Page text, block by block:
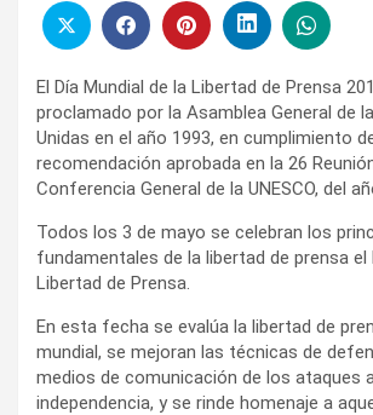
El Día Mundial de la Libertad de Prensa
proclamado por la Asamblea General de
Unidas en el año 1993, en cumplimiento
recomendación aprobada en la 26
Conferencia General de la UNESCO, del
Todos los 3 de mayo se celebran los
fundamentales de la libertad de prensa el
Libertad de Prensa.
En esta fecha se evalúa la libertad de
mundial, se mejoran las técnicas de
medios de comunicación de los ataques
independencia, y se rinde homenaje a